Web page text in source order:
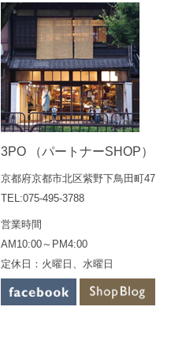
3PO （パートナーSHOP）
京都府京都市北区紫野下鳥田町47
TEL:075-495-3788
営業時間
AM10:00～PM4:00
定休日：火曜日、水曜日